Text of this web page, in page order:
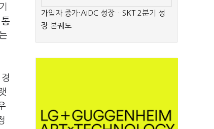
가입자 증가·AIDC 성장…SKT 2분기 성
장 본궤도